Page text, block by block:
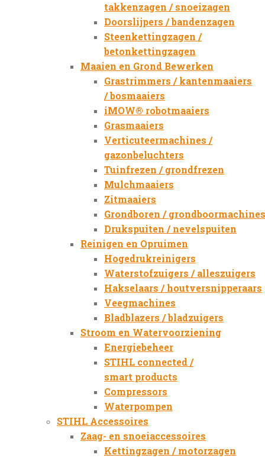
takkenzagen / snoeizagen
Doorslijpers / bandenzagen
Steenkettingzagen /
betonkettingzagen
Maaien en Grond Bewerken
Grastrimmers / kantenmaaiers
/ bosmaaiers
iMOW® robotmaaiers
Grasmaaiers
Verticuteermachines /
gazonbeluchters
Tuinfrezen / grondfrezen
Mulchmaaiers
Zitmaaiers
Grondboren / grondboormachines
Drukspuiten / nevelspuiten
Reinigen en Opruimen
Hogedrukreinigers
Waterstofzuigers / alleszuigers
Hakselaars / houtversnipperaars
Veegmachines
Bladblazers / bladzuigers
Stroom en Watervoorziening
Energiebeheer
STIHL connected /
smart products
Compressors
Waterpompen
STIHL Accessoires
Zaag- en snoeiaccessoires
Kettingzagen / motorzagen